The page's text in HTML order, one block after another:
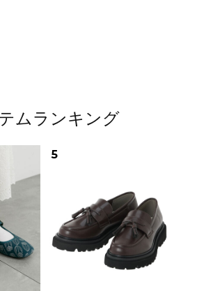
ムランキング
5